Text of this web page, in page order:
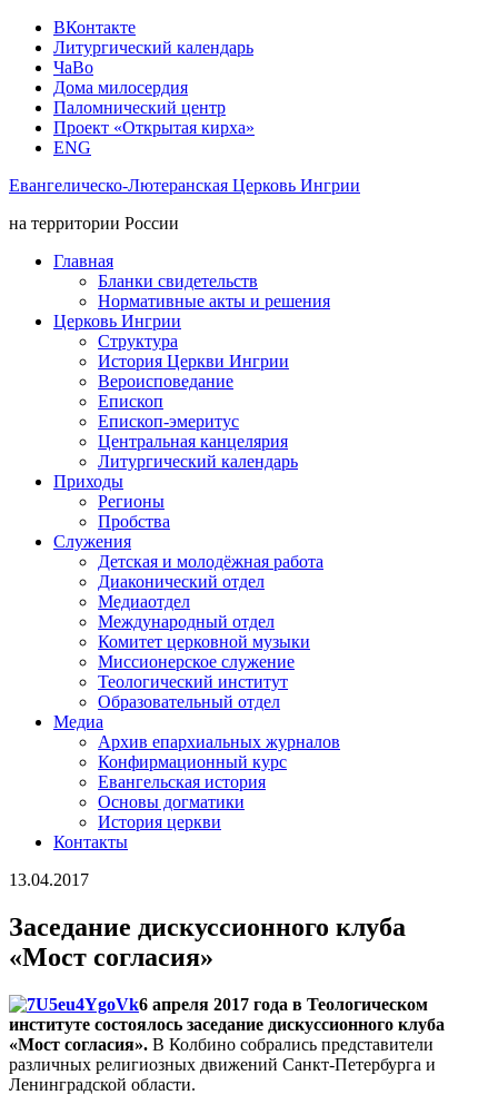
ВКонтакте
Литургический календарь
ЧаВо
Дома милосердия
Паломнический центр
Проект «Открытая кирха»
ENG
Евангелическо-Лютеранская Церковь Ингрии
на территории России
Главная
Бланки свидетельств
Нормативные акты и решения
Церковь Ингрии
Структура
История Церкви Ингрии
Вероисповедание
Епископ
Епископ-эмеритус
Центральная канцелярия
Литургический календарь
Приходы
Регионы
Пробства
Служения
Детская и молодёжная работа
Диаконический отдел
Медиаотдел
Международный отдел
Комитет церковной музыки
Миссионерское служение
Теологический институт
Образовательный отдел
Медиа
Архив епархиальных журналов
Конфирмационный курс
Евангельская история
Основы догматики
История церкви
Контакты
13.04.2017
Заседание дискуссионного клуба
«Мост согласия»
6 апреля 2017 года в Теологическом
институте состоялось заседание дискуссионного клуба
«Мост согласия». В Колбино собрались представители
различных религиозных движений Санкт-Петербурга и
Ленинградской области.